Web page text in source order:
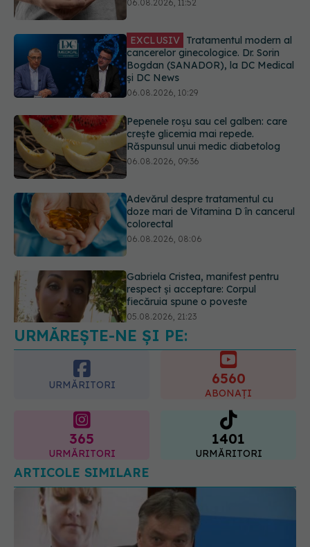
Pepenele roșu sau cel galben: care
crește glicemia mai repede.
Răspunsul unui medic diabetolog
06.08.2026, 09:36
Adevărul despre tratamentul cu
doze mari de Vitamina D în cancerul
colorectal
06.08.2026, 08:06
Gabriela Cristea, manifest pentru
respect și acceptare: Corpul
fiecăruia spune o poveste
05.08.2026, 21:23
Medicii de la Fundeni demontează
unul dintre cele mai răspândite
mituri despre diabet
06.08.2026, 11:52
URMĂREȘTE-NE ȘI PE:
URMĂRITORI 6560
ABONAȚI
365
URMĂRITORI
1401
URMĂRITORI
ARTICOLE SIMILARE